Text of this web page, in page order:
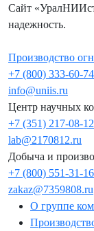
Сайт
надежность.
Производство
+7 (800) 333-60-74
info@uniis.ru
Центр научных
+7 (351) 217-08-12
lab@2170812.ru
Добыча и
+7 (800) 551-31-16
zakaz@7359808.ru
О группе